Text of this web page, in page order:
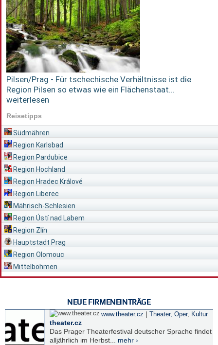
Pilsen/Prag - Für tschechische Verhältnisse ist die
Region Pilsen so etwas wie ein Flächenstaat...
weiterlesen
Reisetipps
Südmähren
Region Karlsbad
Region Pardubice
Region Hochland
Region Hradec Králové
Region Liberec
Mährisch-Schlesien
Region Ústí nad Labem
Region Zlín
Hauptstadt Prag
Region Olomouc
Mittelböhmen
NEUE FIRMENEINTRÄGE
www.theater.cz | Theater, Oper, Kultur
theater.cz
Das Prager Theaterfestival deutscher Sprache findet
alljährlich im Herbst... mehr ›